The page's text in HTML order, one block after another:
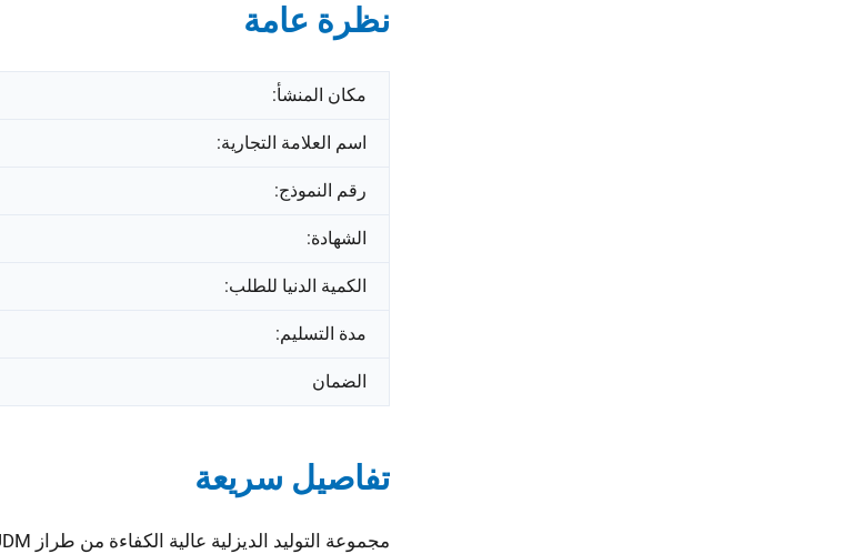
نظرة عامة
مكان المنشأ:
اسم العلامة التجارية:
رقم النموذج:
الشهادة:
الكمية الدنيا للطلب:
مدة التسليم:
الضمان
تفاصيل سريعة